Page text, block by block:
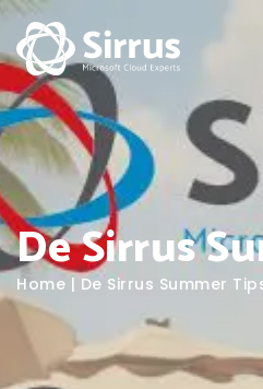
De Sirrus
Home | De Sirrus Summer